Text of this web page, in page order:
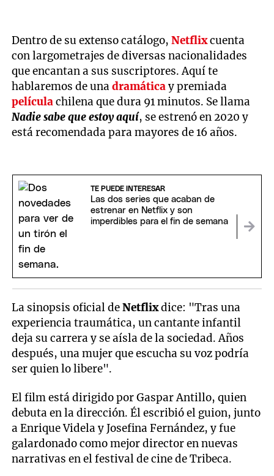
Dentro de su extenso catálogo,Netflixcuenta
con largometrajes de diversas nacionalidades
que encantan a sus suscriptores. Aquí te
hablaremos de unadramáticay premiada
películachilena que dura 91 minutos. Se llama
Nadie sabe que estoy aquí, se estrenó en 2020 y
está recomendada para mayores de 16 años.
TE PUEDE INTERESAR
Las dos series que acaban de
estrenar en Netflix y son
imperdibles para el fin de semana
La sinopsis oficial deNetflixdice: "Tras una
experiencia traumática, un cantante infantil
deja su carrera y se aísla de la sociedad. Años
después, una mujer que escucha su voz podría
ser quien lo libere".
El film está dirigido por Gaspar Antillo, quien
debuta en la dirección. Él escribió el guion, junto
a Enrique Videla y Josefina Fernández, y fue
galardonado como mejor director en nuevas
narrativas en el festival de cine de Tribeca.